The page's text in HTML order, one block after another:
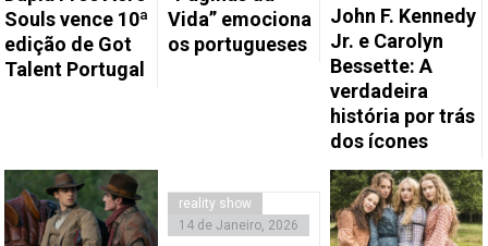
Souls vence 10ª
edição de Got
Talent Portugal
Vida” emociona
os portugueses
John F. Kennedy
Jr. e Carolyn
Bessette: A
verdadeira
história por trás
dos ícones
reality show
14 de Janeiro, 2026